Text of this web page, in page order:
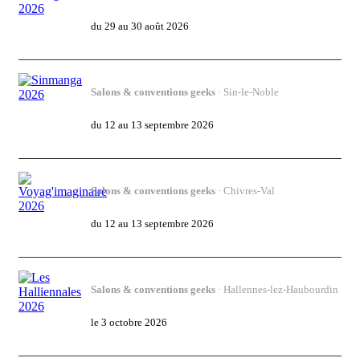
du 29 au 30 août 2026
Salons & conventions geeks · Sin-le-Noble
du 12 au 13 septembre 2026
Salons & conventions geeks · Chivres-Val
du 12 au 13 septembre 2026
Salons & conventions geeks · Hallennes-lez-Haubourdin
le 3 octobre 2026